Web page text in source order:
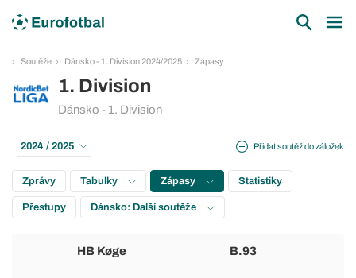
Soutěže Dánsko - 1. Division 2024/2025 Zápasy
1. Division
Dánsko - 1. Division
Přidat soutěž do záložek
2024 / 2025
Zprávy Tabulky Zápasy Statistiky
Přestupy Dánsko: Další soutěže
HB Køge B.93